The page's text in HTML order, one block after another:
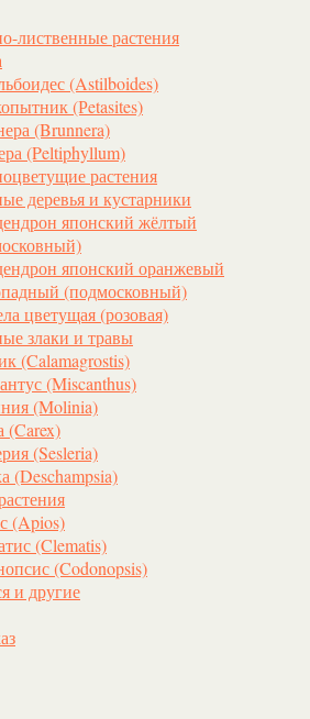
лиственные растения
(Astilboides)
(Рetasites)
(Brunnera)
(Peltiphyllum)
растения
деревья и кустарники
японский жёлтый
японский оранжевый
(подмосковный)
цветущая (розовая)
злаки и травы
(Calamagrostis)
(Miscanthus)
(Molinia)
(Carex)
(Sesleria)
(Deschampsia)
(Apios)
(Clematis)
(Codonopsis)
и другие